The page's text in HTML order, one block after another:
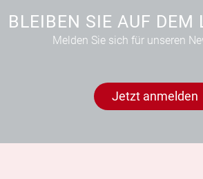
BLEIBEN SIE AUF DEM
Melden Sie sich für unseren
Jetzt anmelden